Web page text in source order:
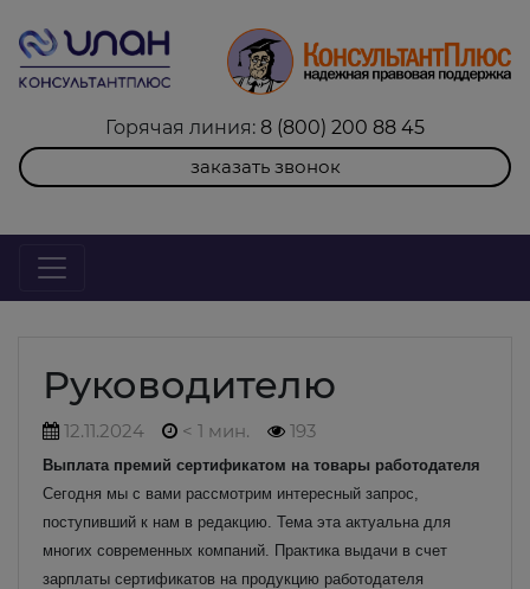
Горячая линия: 8 (800) 200 88 45
заказать звонок
Руководителю
12.11.2024 < 1 мин. 193
Выплата премий сертификатом на товары работодателя
Сегодня мы с вами рассмотрим интересный запрос,
поступивший к нам в редакцию. Тема эта актуальна для
многих современных компаний. Практика выдачи в счет
зарплаты сертификатов на продукцию работодателя